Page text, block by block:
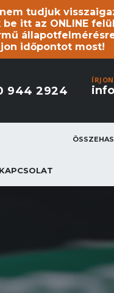
tudjuk
itt az ONLINE
időpontot most!
944 2924
KAPCSOLAT